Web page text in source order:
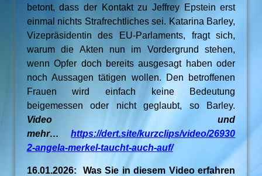
betont, dass der Kontakt zu Jeffrey Epstein erst
einmal nichts Strafrechtliches sei. Katarina Barley,
Vizepräsidentin des EU-Parlaments, fragt sich,
warum die Akten nun im Vordergrund stehen,
wenn Opfer doch bereits ausgesagt haben oder
noch Aussagen tätigen wollen. Den betroffenen
Frauen wird einfach keine Bedeutung
beigemessen oder nicht geglaubt, so Barley.
Video und
mehr…https://dert.site/kurzclips/video/26930
2-angela-merkel-taucht-auch-auf/
16.01.2026: Was Sie in diesem Video erfahren